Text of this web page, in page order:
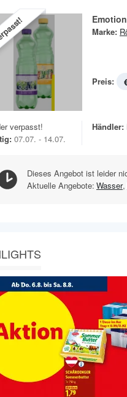
Emotion
Marke:
Preis:
verpasst!
07.07. - 14.07.
Händler:
Dieses Angebot ist leider
Aktuelle Angebote: Wasser,